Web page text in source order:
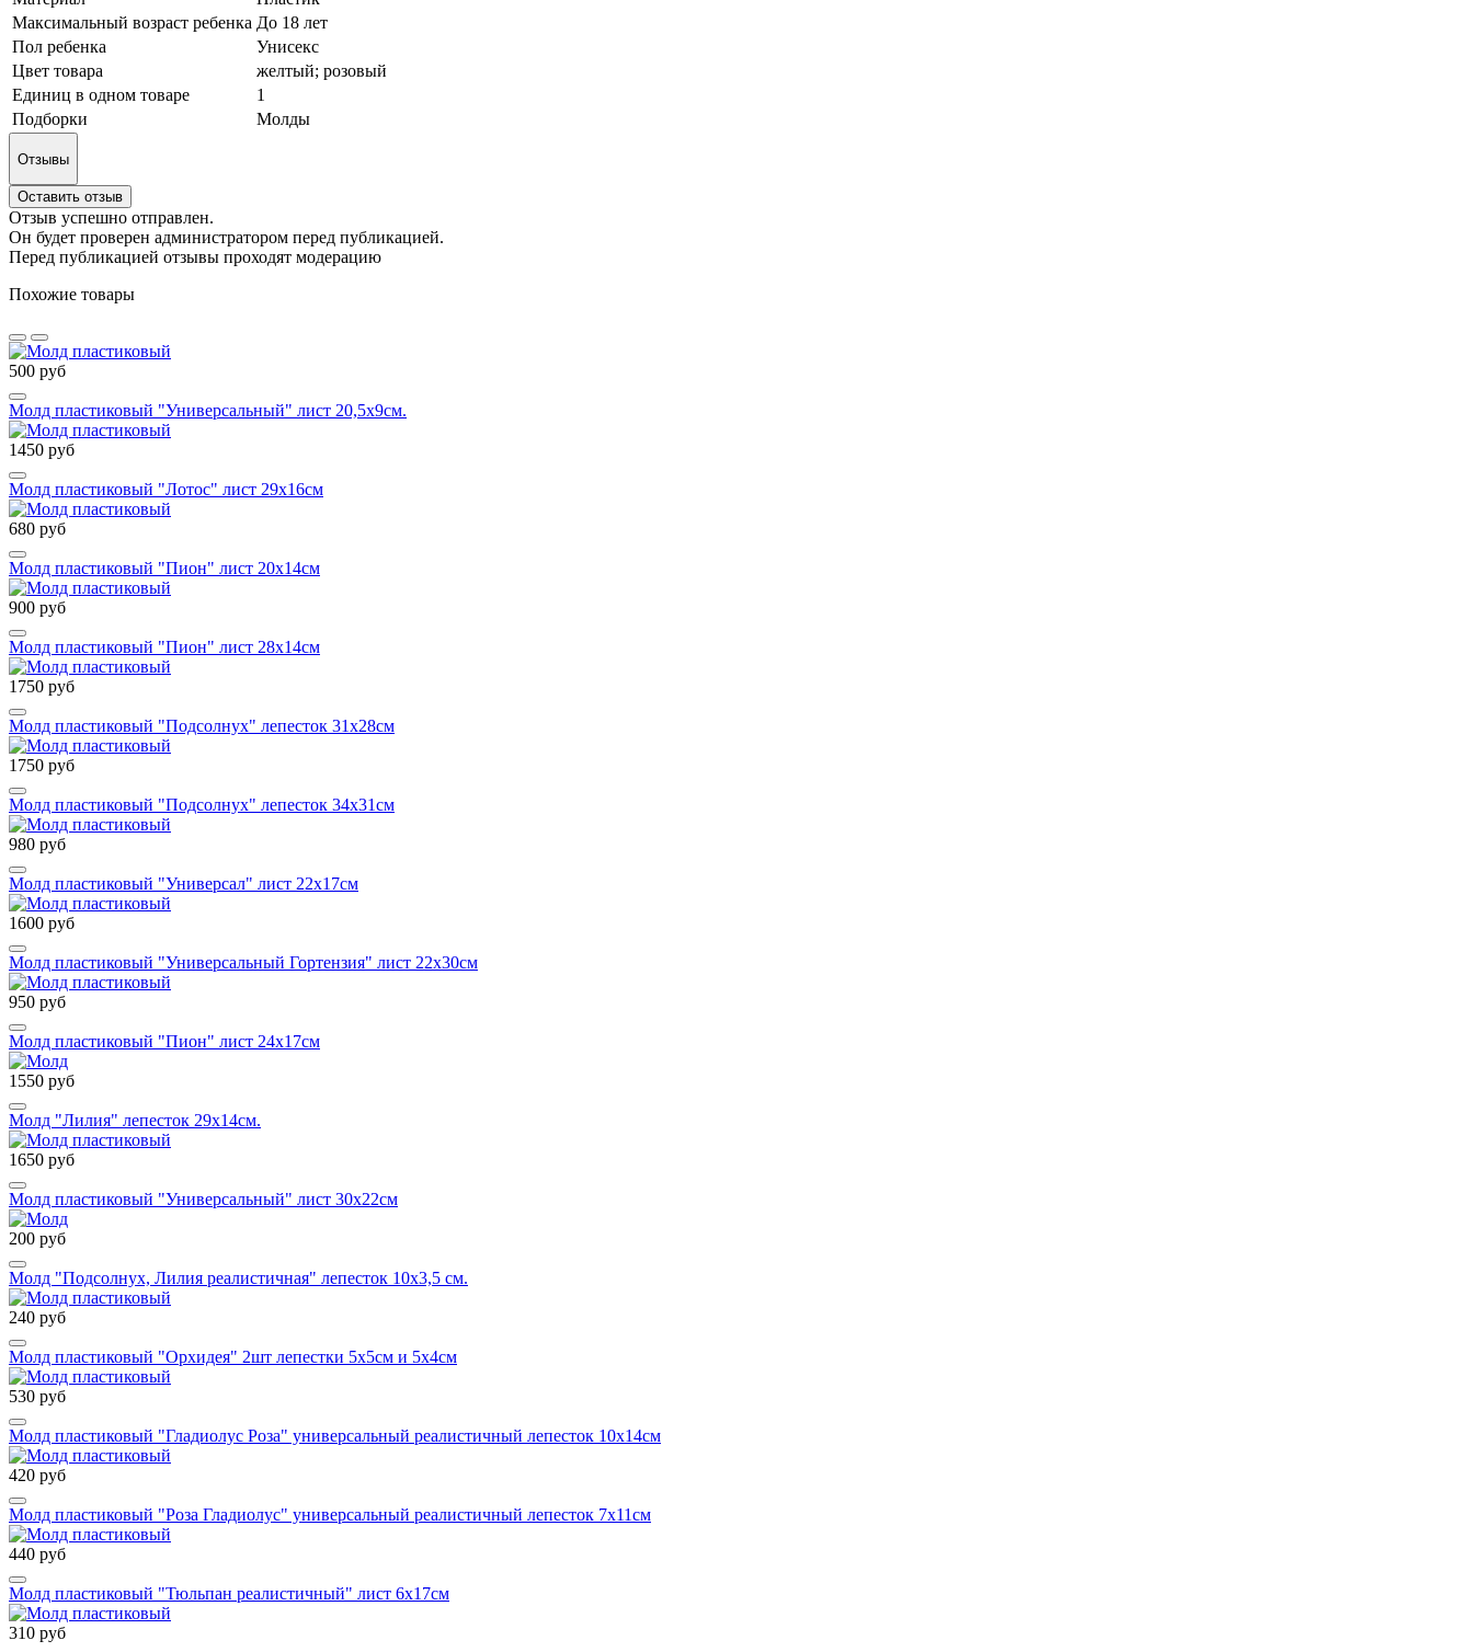
Максимальный возраст ребенка До 18 лет
Пол ребенка
Унисекс
Цвет товара
желтый; розовый
Единиц в одном товаре
1
Подборки
Молды
Отзывы
Оставить отзыв
Отзыв успешно отправлен.
Он будет проверен администратором перед публикацией.
Перед публикацией отзывы проходят модерацию
Похожие товары
500 руб
Молд пластиковый "Универсальный" лист 20,5х9см.
1450 руб
Молд пластиковый "Лотос" лист 29х16см
680 руб
Молд пластиковый "Пион" лист 20х14см
900 руб
Молд пластиковый "Пион" лист 28х14см
1750 руб
Молд пластиковый "Подсолнух" лепесток 31х28см
1750 руб
Молд пластиковый "Подсолнух" лепесток 34х31см
980 руб
Молд пластиковый "Универсал" лист 22х17см
1600 руб
Молд пластиковый "Универсальный Гортензия" лист 22х30см
950 руб
Молд пластиковый "Пион" лист 24х17см
1550 руб
Молд "Лилия" лепесток 29х14см.
1650 руб
Молд пластиковый "Универсальный" лист 30х22см
200 руб
Молд "Подсолнух, Лилия реалистичная" лепесток 10х3,5 см.
240 руб
Молд пластиковый "Орхидея" 2шт лепестки 5х5см и 5х4см
530 руб
Молд пластиковый "Гладиолус Роза" универсальный реалистичный лепесток 10х14см
420 руб
Молд пластиковый "Роза Гладиолус" универсальный реалистичный лепесток 7х11см
440 руб
Молд пластиковый "Тюльпан реалистичный" лист 6х17см
310 руб